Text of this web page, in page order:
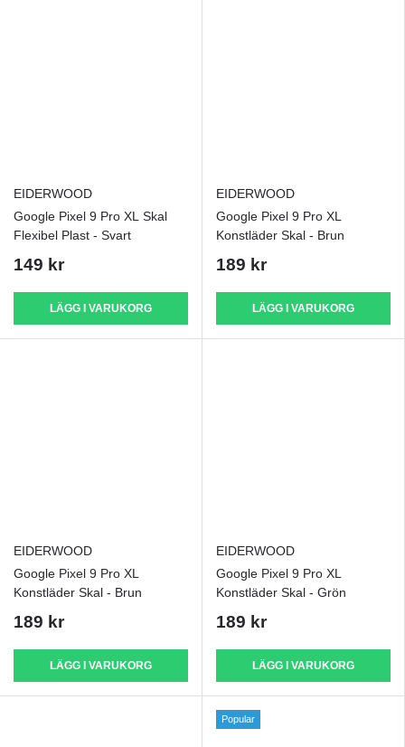
EIDERWOOD
Google Pixel 9 Pro XL Skal
Flexibel Plast - Svart
149 kr
LÄGG I VARUKORG
EIDERWOOD
Google Pixel 9 Pro XL
Konstläder Skal - Brun
189 kr
LÄGG I VARUKORG
EIDERWOOD
Google Pixel 9 Pro XL
Konstläder Skal - Brun
189 kr
LÄGG I VARUKORG
EIDERWOOD
Google Pixel 9 Pro XL
Konstläder Skal - Grön
189 kr
LÄGG I VARUKORG
Popular